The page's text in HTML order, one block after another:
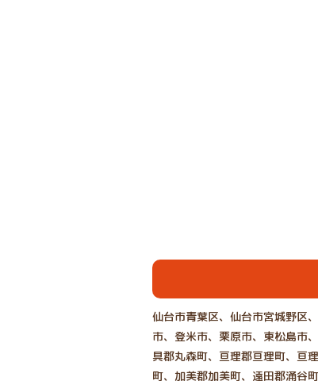
仙台市青葉区、仙台市宮城野区
市、登米市、栗原市、東松島市
具郡丸森町、亘理郡亘理町、亘
町、加美郡加美町、遠田郡涌谷